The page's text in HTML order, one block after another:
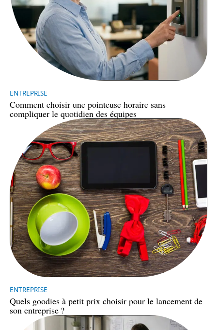
ENTREPRISE
Comment choisir une pointeuse horaire sans
compliquer le quotidien des équipes
ENTREPRISE
Quels goodies à petit prix choisir pour le lancement de
son entreprise ?